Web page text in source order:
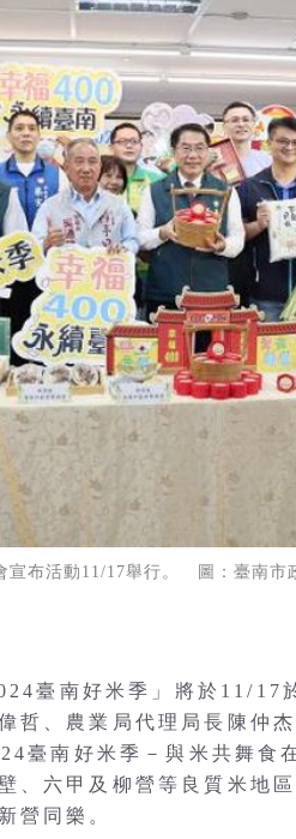
宣布活動11/17舉行。 圖：臺南市
臺南好米季」將於11/17
哲、農業局代理局長陳仲
臺南好米季－與米共舞食
、六甲及柳營等良質米地
營同樂。